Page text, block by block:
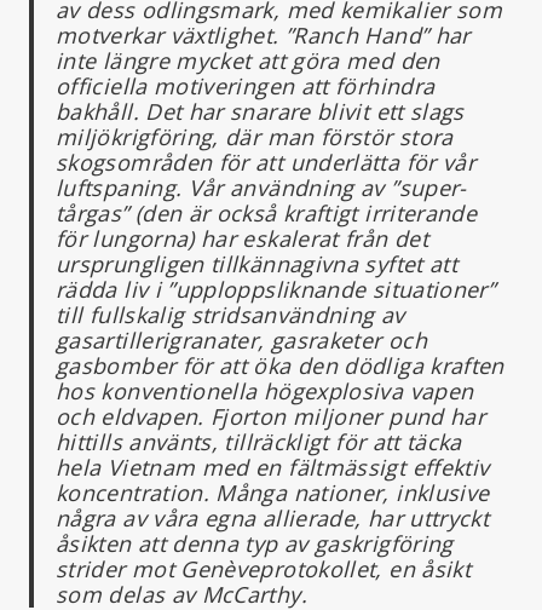
av dess odlingsmark, med kemikalier som
motverkar växtlighet. ”Ranch Hand” har
inte längre mycket att göra med den
officiella motiveringen att förhindra
bakhåll. Det har snarare blivit ett slags
miljökrigföring, där man förstör stora
skogsområden för att underlätta för vår
luftspaning. Vår användning av ”super-
tårgas” (den är också kraftigt irriterande
för lungorna) har eskalerat från det
ursprungligen tillkännagivna syftet att
rädda liv i ”upploppsliknande situationer”
till fullskalig stridsanvändning av
gasartillerigranater, gasraketer och
gasbomber för att öka den dödliga kraften
hos konventionella högexplosiva vapen
och eldvapen. Fjorton miljoner pund har
hittills använts, tillräckligt för att täcka
hela Vietnam med en fältmässigt effektiv
koncentration. Många nationer, inklusive
några av våra egna allierade, har uttryckt
åsikten att denna typ av gaskrigföring
strider mot Genèveprotokollet, en åsikt
som delas av McCarthy.